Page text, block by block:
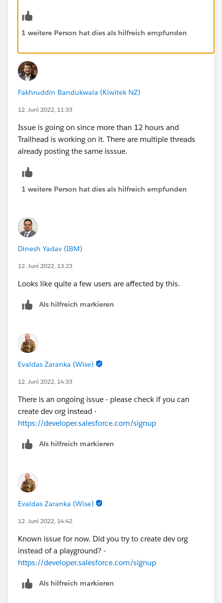
1 weitere Person hat dies als hilfreich empfunden
Fakhruddin Bandukwala (Kiwitek NZ)
12. Juni 2022, 11:33
Issue is going on since more than 12 hours and
Trailhead is working on it. There are multiple threads
already posting the same isssue.
1 weitere Person hat dies als hilfreich empfunden
Dinesh Yadav (IBM)
12. Juni 2022, 13:23
Looks like quite a few users are affected by this.
Als hilfreich markieren
Evaldas Zaranka (Wise)
12. Juni 2022, 14:33
There is an ongoing issue - please check if you can
create dev org instead -
https://developer.salesforce.com/signup
Als hilfreich markieren
Evaldas Zaranka (Wise)
12. Juni 2022, 14:42
Known issue for now. Did you try to create dev org
instead of a playground? -
https://developer.salesforce.com/signup
Als hilfreich markieren